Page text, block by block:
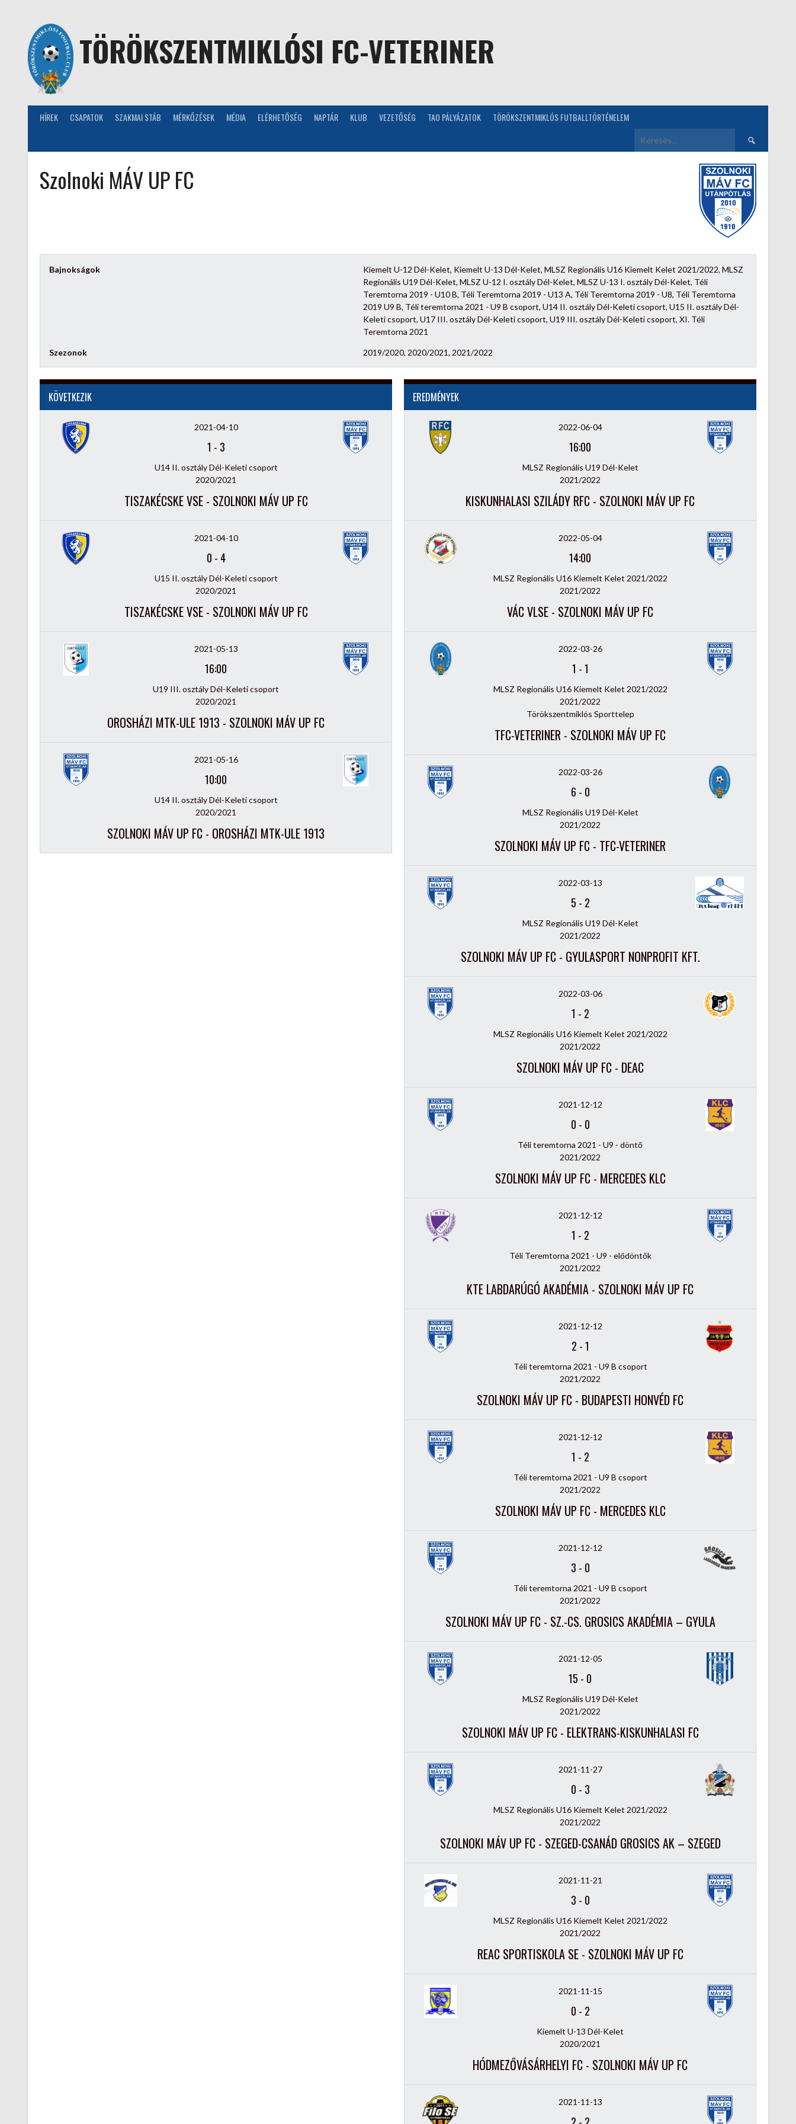
TÖRÖKSZENTMIKLÓSI FC-VETERINER
HÍREK CSAPATOK SZAKMAI STÁB MÉRKŐZÉSEK MÉDIA ELÉRHETŐSÉG NAPTÁR KLUB VEZETŐSÉG TAO PÁLYÁZATOK TÖRÖKSZENTMIKLÓS FUTBALLTÖRTÉNELEM
Keresés:
Szolnoki MÁV UP FC
Bajnokságok
Kiemelt U-12 Dél-Kelet, Kiemelt U-13 Dél-Kelet, MLSZ Regionális U16 Kiemelt Kelet 2021/2022, MLSZ
Regionális U19 Dél-Kelet, MLSZ U-12 I. osztály Dél-Kelet, MLSZ U-13 I. osztály Dél-Kelet, Téli
Teremtorna 2019 - U10 B, Téli Teremtorna 2019 - U13 A, Téli Teremtorna 2019 - U8, Téli Teremtorna
2019 U9 B, Téli teremtorna 2021 - U9 B csoport, U14 II. osztály Dél-Keleti csoport, U15 II. osztály Dél-
Keleti csoport, U17 III. osztály Dél-Keleti csoport, U19 III. osztály Dél-Keleti csoport, XI. Téli
Teremtorna 2021
Szezonok 2019/2020, 2020/2021, 2021/2022
KÖVETKEZIK
2021-04-10
1 - 3
U14 II. osztály Dél-Keleti csoport
2020/2021
TISZAKÉCSKE VSE - SZOLNOKI MÁV UP FC
2021-04-10
0 - 4
U15 II. osztály Dél-Keleti csoport
2020/2021
TISZAKÉCSKE VSE - SZOLNOKI MÁV UP FC
2021-05-13
16:00
U19 III. osztály Dél-Keleti csoport
2020/2021
OROSHÁZI MTK-ULE 1913 - SZOLNOKI MÁV UP FC
2021-05-16
10:00
U14 II. osztály Dél-Keleti csoport
2020/2021
SZOLNOKI MÁV UP FC - OROSHÁZI MTK-ULE 1913
EREDMÉNYEK
2022-06-04
16:00
MLSZ Regionális U19 Dél-Kelet
2021/2022
KISKUNHALASI SZILÁDY RFC - SZOLNOKI MÁV UP FC
2022-05-04
14:00
MLSZ Regionális U16 Kiemelt Kelet 2021/2022
2021/2022
VÁC VLSE - SZOLNOKI MÁV UP FC
2022-03-26
1 -1
MLSZ Regionális U16 Kiemelt Kelet 2021/2022
2021/2022
Törökszentmiklós Sporttelep
TFC-VETERINER - SZOLNOKI MÁV UP FC
2022-03-26
6 - 0
MLSZ Regionális U19 Dél-Kelet
2021/2022
SZOLNOKI MÁV UP FC - TFC-VETERINER
2022-03-13
5 - 2
MLSZ Regionális U19 Dél-Kelet
2021/2022
SZOLNOKI MÁV UP FC - GYULASPORT NONPROFIT KFT.
2022-03-06
1 - 2
MLSZ Regionális U16 Kiemelt Kelet 2021/2022
2021/2022
SZOLNOKI MÁV UP FC - DEAC
2021-12-12
0 - 0
Téli teremtorna 2021 - U9 - döntő
2021/2022
SZOLNOKI MÁV UP FC - MERCEDES KLC
2021-12-12
1 - 2
Téli Teremtorna 2021 - U9 - elődöntők
2021/2022
KTE LABDARÚGÓ AKADÉMIA - SZOLNOKI MÁV UP FC
2021-12-12
2 -1
Téli teremtorna 2021 - U9 B csoport
2021/2022
SZOLNOKI MÁV UP FC - BUDAPESTI HONVÉD FC
2021-12-12
1 - 2
Téli teremtorna 2021 - U9 B csoport
2021/2022
SZOLNOKI MÁV UP FC - MERCEDES KLC
2021-12-12
3 - 0
Téli teremtorna 2021 - U9 B csoport
2021/2022
SZOLNOKI MÁV UP FC - SZ.-CS. GROSICS AKADÉMIA – GYULA
2021-12-05
15 - 0
MLSZ Regionális U19 Dél-Kelet
2021/2022
SZOLNOKI MÁV UP FC - ELEKTRANS-KISKUNHALASI FC
2021-11-27
0 - 3
MLSZ Regionális U16 Kiemelt Kelet 2021/2022
2021/2022
SZOLNOKI MÁV UP FC - SZEGED-CSANÁD GROSICS AK – SZEGED
2021-11-21
3 - 0
MLSZ Regionális U16 Kiemelt Kelet 2021/2022
2021/2022
REAC SPORTISKOLA SE - SZOLNOKI MÁV UP FC
2021-11-15
0 - 2
Kiemelt U-13 Dél-Kelet
2020/2021
HÓDMEZŐVÁSÁRHELYI FC - SZOLNOKI MÁV UP FC
2021-11-13